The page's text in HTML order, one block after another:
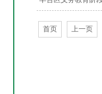
首页 上一页